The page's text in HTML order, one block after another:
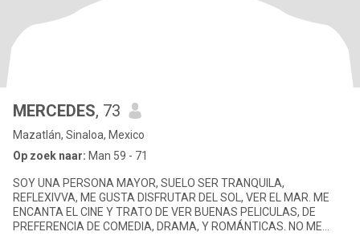
MERCEDES, 73
Mazatlán, Sinaloa, Mexico
Op zoek naar: Man 59 - 71
SOY UNA PERSONA MAYOR, SUELO SER TRANQUILA,
REFLEXIVVA, ME GUSTA DISFRUTAR DEL SOL, VER EL MAR. ME
ENCANTA EL CINE Y TRATO DE VER BUENAS PELICULAS, DE
PREFERENCIA DE COMEDIA, DRAMA, Y ROMÁNTICAS. NO ME